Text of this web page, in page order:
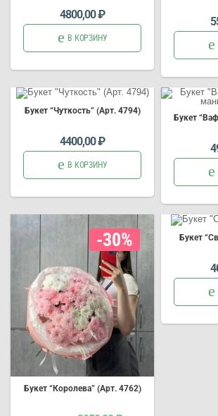
4800,00₽
В КОРЗИНУ
Букет“Чуткость” (Арт. 4794)
4400,00₽
В КОРЗИНУ
Букет
-30%
Букет“Королева” (Арт. 4762)
Букет